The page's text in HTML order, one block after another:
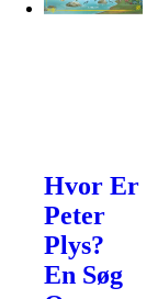
Hvor Er
Peter
Plys?
En Søg